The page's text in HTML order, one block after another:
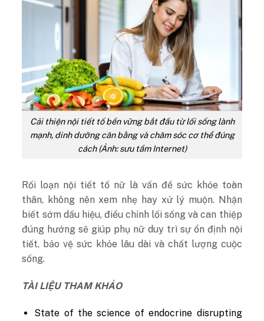
Cải thiện nội tiết tố bền vững bắt đầu từ lối sống lành
mạnh, dinh dưỡng cân bằng và chăm sóc cơ thể đúng
cách (Ảnh: sưu tầm Internet)
Rối loạn nội tiết tố nữ là vấn đề sức khỏe toàn
thân, không nên xem nhẹ hay xử lý muộn. Nhận
biết sớm dấu hiệu, điều chỉnh lối sống và can thiệp
đúng hướng sẽ giúp phụ nữ duy trì sự ổn định nội
tiết, bảo vệ sức khỏe lâu dài và chất lượng cuộc
sống.
TÀI LIỆU THAM KHẢO
State of the science of endocrine disrupting